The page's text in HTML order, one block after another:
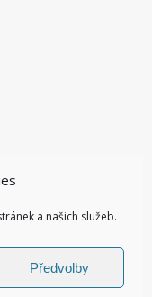
a našich služeb.
Předvolby
ZŠ I Kontakty I